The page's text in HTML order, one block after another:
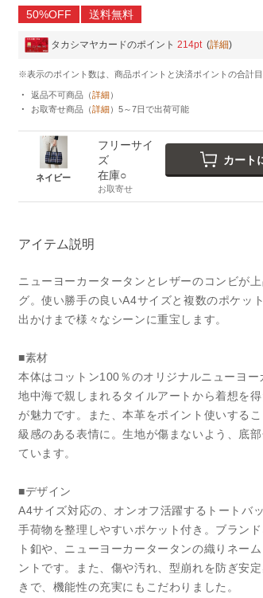
50%OFF
送料無料
タカシマヤカードのポイント 214pt (詳細)
※表示のポイント数は、商品ポイントと決済ポイントの合計目
返品不可商品 （詳細）
お取寄せ商品 （詳細） 5～7日で出荷可能
ネイビー
フリーサイ
ズ
在庫○
お取寄せ
カート
アイテム説明
ニューヨーカータータンとレザーのコンビが
グ。使い勝手の良いA4サイズと複数のポケッ
出かけまで様々なシーンに重宝します。
■素材
本体はコットン100％のオリジナルニューヨー
地中海で親しまれるタイルアートから着想を
が魅力です。また、本革をポイント使いする
級感のある表情に。生地が傷まないよう、底
ています。
■デザイン
A4サイズ対応の、オンオフ活躍するトートバ
手荷物を整理しやすいポケット付き。ブラン
ト釦や、ニューヨーカータータンの織りネー
ントです。また、傷や汚れ、型崩れを防ぎ安
きで、機能性の充実にもこだわりました。